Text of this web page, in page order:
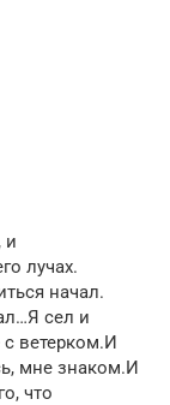
и
лучах.
начал.
сел и
ветерком.И
мне знаком.И
что